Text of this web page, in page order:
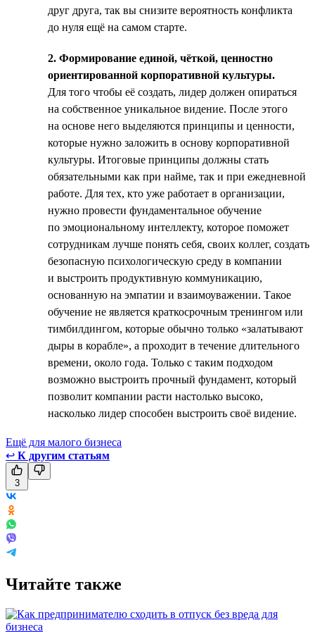
друг друга, так вы снизите вероятность конфликта
до нуля ещё на самом старте.
2. Формирование единой, чёткой, ценностно
ориентированной корпоративной культуры.
Для того чтобы её создать, лидер должен опираться
на собственное уникальное видение. После этого
на основе него выделяются принципы и ценности,
которые нужно заложить в основу корпоративной
культуры. Итоговые принципы должны стать
обязательными как при найме, так и при ежедневной
работе. Для тех, кто уже работает в организации,
нужно провести фундаментальное обучение
по эмоциональному интеллекту, которое поможет
сотрудникам лучше понять себя, своих коллег, создать
безопасную психологическую среду в компании
и выстроить продуктивную коммуникацию,
основанную на эмпатии и взаимоуважении. Такое
обучение не является краткосрочным тренингом или
тимбилдингом, которые обычно только «залатывают
дыры в корабле», а проходит в течение длительного
времени, около года. Только с таким подходом
возможно выстроить прочный фундамент, который
позволит компании расти настолько высоко,
насколько лидер способен выстроить своё видение.
Ещё для малого бизнеса
↩ К другим статьям
3
Читайте также